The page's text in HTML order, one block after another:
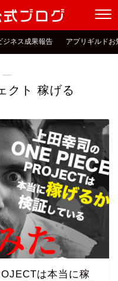
ジネス成果報告 アプリギルドお
―
クト 稼げる
は本当に稼